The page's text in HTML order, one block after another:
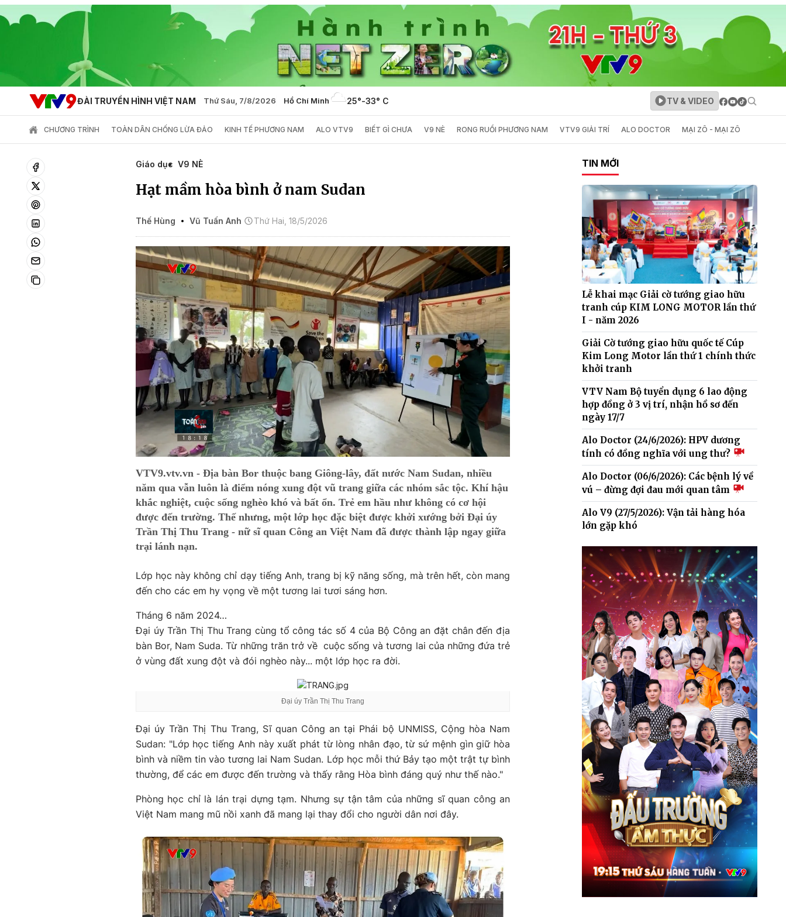
ĐÀI TRUYỀN HÌNH VIỆT NAM Thứ Sáu, 7/8/2026 Hồ Chí Minh 25°-33° C TV & VIDEO
CHƯƠNG TRÌNH TOÀN DÂN CHỐNG LỪA ĐẢO KINH TẾ PHƯƠNG NAM ALO VTV9 BIẾT GÌ CHƯA V9 NÈ RONG RUỔI PHƯƠNG NAM VTV9 GIẢI TRÍ ALO DOCTOR MẠI ZÔ - MẠI ZÔ
Giáo dục V9 NÈ
Hạt mầm hòa bình ở nam Sudan
Thế Hùng Vũ Tuấn Anh Thứ Hai, 18/5/2026
VTV9.vtv.vn - Địa bàn Bor thuộc bang Giông-lây, đất nước Nam Sudan, nhiều
năm qua vẫn luôn là điểm nóng xung đột vũ trang giữa các nhóm sắc tộc. Khí hậu
khắc nghiệt, cuộc sống nghèo khó và bất ổn. Trẻ em hầu như không có cơ hội
được đến trường. Thế nhưng, một lớp học đặc biệt được khởi xướng bởi Đại úy
Trần Thị Thu Trang - nữ sĩ quan Công an Việt Nam đã được thành lập ngay giữa
trại lánh nạn.
Lớp học này không chỉ dạy tiếng Anh, trang bị kỹ năng sống, mà trên hết, còn mang
đến cho các em hy vọng về một tương lai tươi sáng hơn.
Tháng 6 năm 2024…
Đại úy Trần Thị Thu Trang cùng tổ công tác số 4 của Bộ Công an đặt chân đến địa
bàn Bor, Nam Suda. Từ những trăn trở về cuộc sống và tương lai của những đứa trẻ
ở vùng đất xung đột và đói nghèo này... một lớp học ra đời.
Đại úy Trần Thị Thu Trang
Đại úy Trần Thị Thu Trang, Sĩ quan Công an tại Phái bộ UNMISS, Cộng hòa Nam
Sudan: "Lớp học tiếng Anh này xuất phát từ lòng nhân đạo, từ sứ mệnh gìn giữ hòa
bình và niềm tin vào tương lai Nam Sudan. Lớp học mỗi thứ Bảy tạo một trật tự bình
thường, để các em được đến trường và thấy rằng Hòa bình đáng quý như thế nào."
Phòng học chỉ là lán trại dựng tạm. Nhưng sự tận tâm của những sĩ quan công an
Việt Nam mang mũ nồi xanh đã mang lại thay đổi cho người dân nơi đây.
TIN MỚI
Lễ khai mạc Giải cờ tướng giao hữu
tranh cúp KIM LONG MOTOR lần thứ
I - năm 2026
Giải Cờ tướng giao hữu quốc tế Cúp
Kim Long Motor lần thứ 1 chính thức
khởi tranh
VTV Nam Bộ tuyển dụng 6 lao động
hợp đồng ở 3 vị trí, nhận hồ sơ đến
ngày 17/7
Alo Doctor (24/6/2026): HPV dương
tính có đồng nghĩa với ung thư?
Alo Doctor (06/6/2026): Các bệnh lý về
vú – đừng đợi đau mới quan tâm
Alo V9 (27/5/2026): Vận tải hàng hóa
lớn gặp khó